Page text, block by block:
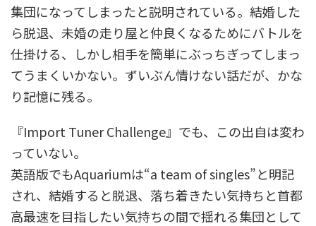
集団になってしまったと説明されている。結婚した
ら脱退、未婚の走り屋と仲良くなるためにバトルを
仕掛ける、しかし相手を簡単にぶっちぎってしまっ
てうまくいかない。ずいぶん情けない話だが、かな
り記憶に残る。
『Import Tuner Challenge』でも、この出自は変わ
っていない。
英語版でもAquariumは“a team of singles”と明記
され、結婚すると脱退、落ち着きたい気持ちと首都
高最速を目指したい気持ちの間で揺れる集団として